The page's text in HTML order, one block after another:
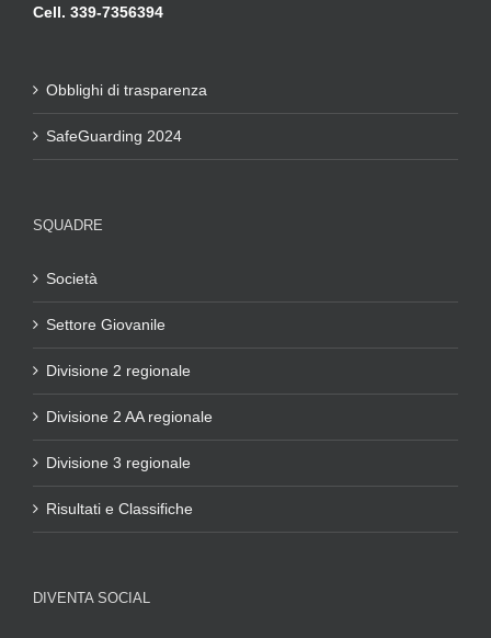
Cell. 339-7356394
Obblighi di trasparenza
SafeGuarding 2024
SQUADRE
Società
Settore Giovanile
Divisione 2 regionale
Divisione 2 AA regionale
Divisione 3 regionale
Risultati e Classifiche
DIVENTA SOCIAL